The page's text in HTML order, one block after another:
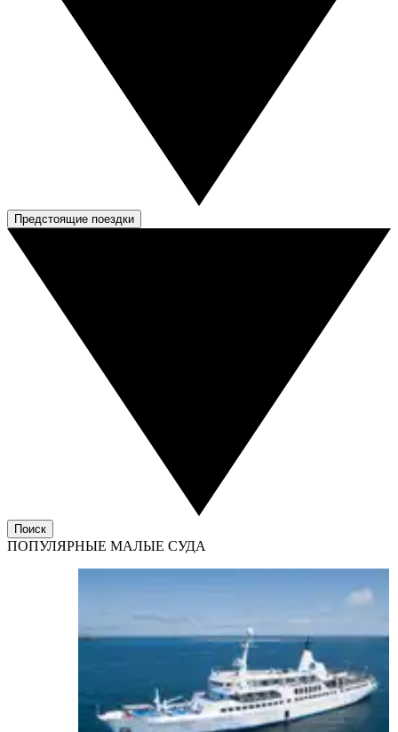
Предстоящие поездки
Поиск
ПОПУЛЯРНЫЕ МАЛЫЕ СУДА